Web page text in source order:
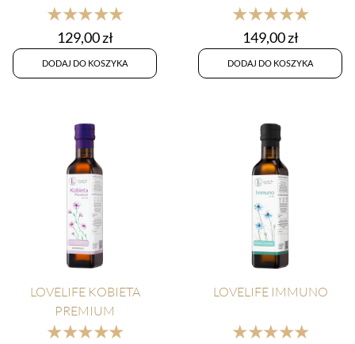
★★★★★
129,00zł
DODAJ DO KOSZYKA
★★★★★
149,00zł
DODAJ DO KOSZYKA
LOVELIFE KOBIETA
PREMIUM
★★★★★
LOVELIFE IMMUNO
★★★★★